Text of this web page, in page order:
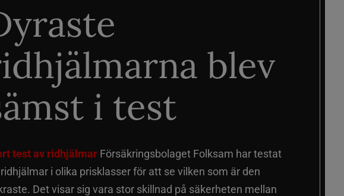
blev
i test
test av ridhjälmar Försäkringsbolaget Folksam har testat
i olika prisklasser för att se vilken som är den
Det visar sig vara stor skillnad på säkerheten mellan